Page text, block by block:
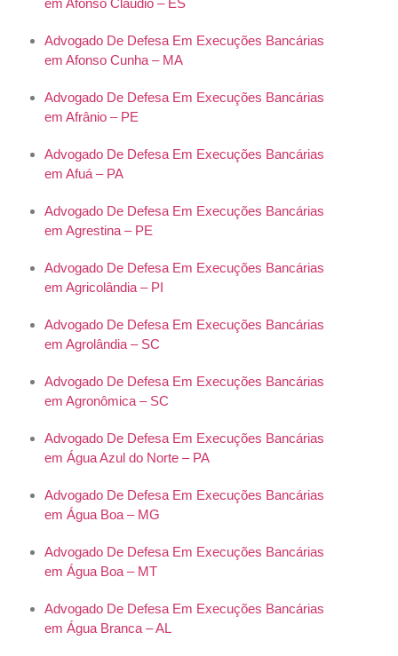
Advogado De Defesa Em Execuções Bancárias
em Afonso Cunha – MA
Advogado De Defesa Em Execuções Bancárias
em Afrânio – PE
Advogado De Defesa Em Execuções Bancárias
em Afuá – PA
Advogado De Defesa Em Execuções Bancárias
em Agrestina – PE
Advogado De Defesa Em Execuções Bancárias
em Agricolândia – PI
Advogado De Defesa Em Execuções Bancárias
em Agrolândia – SC
Advogado De Defesa Em Execuções Bancárias
em Agronômica – SC
Advogado De Defesa Em Execuções Bancárias
em Água Azul do Norte – PA
Advogado De Defesa Em Execuções Bancárias
em Água Boa – MG
Advogado De Defesa Em Execuções Bancárias
em Água Boa – MT
Advogado De Defesa Em Execuções Bancárias
em Água Branca – AL